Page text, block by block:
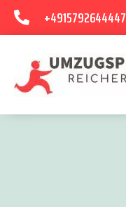
+4915792644447